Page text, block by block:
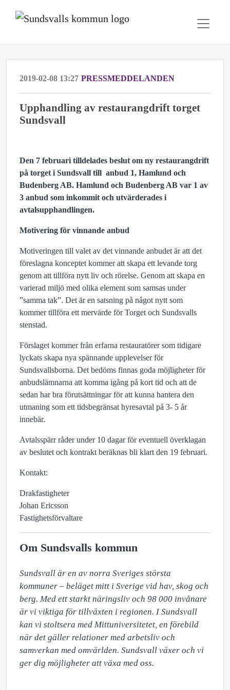
2019-02-08 13:27 PRESSMEDDELANDEN
Upphandling av restaurangdrift torget
Sundsvall
Den 7 februari tilldelades beslut om ny restaurangdrift
på torget i Sundsvall till anbud 1, Hamlund och
Budenberg AB. Hamlund och Budenberg AB var 1 av
3 anbud som inkommit och utvärderades i
avtalsupphandlingen.
Motivering för vinnande anbud
Motiveringen till valet av det vinnande anbudet är att det
föreslagna konceptet kommer att skapa ett levande torg
genom att tillföra nytt liv och rörelse. Genom att skapa en
varierad miljö med olika element som samsas under
”samma tak”. Det är en satsning på något nytt som
kommer tillföra ett mervärde för Torget och Sundsvalls
stenstad.
Förslaget kommer från erfarna restauratörer som tidigare
lyckats skapa nya spännande upplevelser för
Sundsvallsborna. Det bedöms finnas goda möjligheter för
anbudslämnarna att komma igång på kort tid och att de
sedan har bra förutsättningar för att kunna hantera den
utmaning som ett tidsbegränsat hyresavtal på 3- 5 år
innebär.
Avtalsspärr råder under 10 dagar för eventuell överklagan
av beslutet och kontrakt beräknas bli klart den 19 februari.
Kontakt:
Drakfastigheter
Johan Ericsson
Fastighetsförvaltare
Om Sundsvalls kommun
Sundsvall är en av norra Sveriges största
kommuner – beläget mitt i Sverige vid hav, skog och
berg. Med ett starkt näringsliv och 98 000 invånare
är vi viktiga för tillväxten i regionen. I Sundsvall
kan vi stoltsera med Mittuniversitetet, en förebild
när det gäller relationer med arbetsliv och
samverkan med omvärlden. Sundsvall växer och vi
ger dig möjligheter att växa med oss.